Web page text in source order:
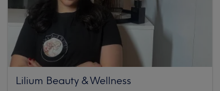
Lilium Beauty & Wellness